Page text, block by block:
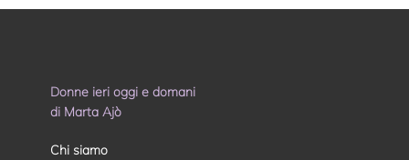
Donne ieri oggi e domani
di Marta Ajò
Chi siamo